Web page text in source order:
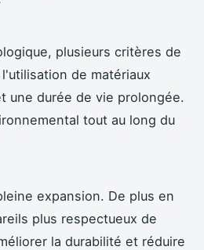
plusieurs critères de
de matériaux
une durée de vie prolongée.
tout au long du
expansion. De plus en
plus respectueux de
la durabilité et réduire